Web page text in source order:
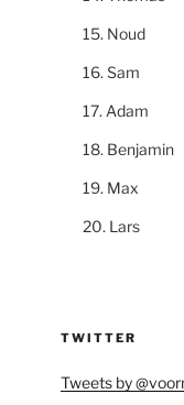
Noud
Sam
Adam
Benjamin
Max
Lars
TWITTER
Tweets by